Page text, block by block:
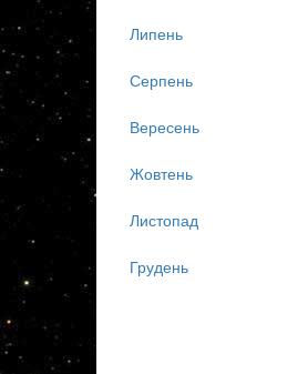
Липень
Серпень
Вересень
Жовтень
Листопад
Грудень